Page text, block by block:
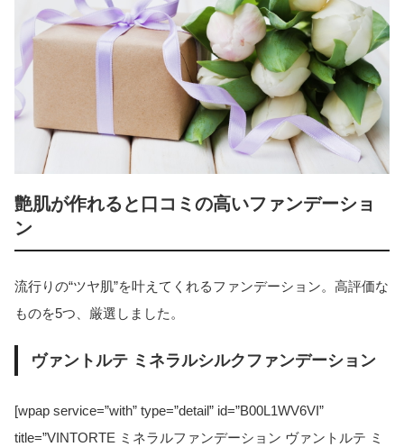
艶肌が作れると口コミの高いファンデーショ
ン
流行りの“ツヤ肌”を叶えてくれるファンデーション。高評価な
ものを5つ、厳選しました。
ヴァントルテ ミネラルシルクファンデーション
[wpap service=”with” type=”detail” id=”B00L1WV6VI”
title=”VINTORTE ミネラルファンデーション ヴァントルテ ミ